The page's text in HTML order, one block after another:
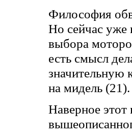
Философия
Но сейчас
выбора
есть смысл
значительную
на мидель (21).
Наверное этот